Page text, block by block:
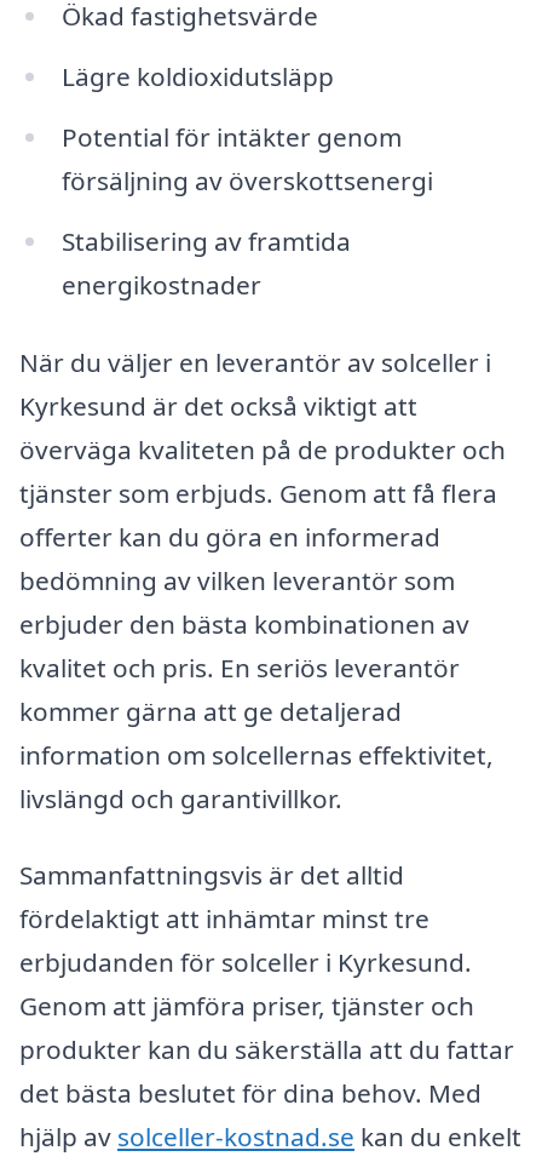
Ökad fastighetsvärde
Lägre koldioxidutsläpp
Potential för intäkter genom
försäljning av överskottsenergi
Stabilisering av framtida
energikostnader
När du väljer en leverantör av solceller i
Kyrkesund är det också viktigt att
överväga kvaliteten på de produkter och
tjänster som erbjuds. Genom att få flera
offerter kan du göra en informerad
bedömning av vilken leverantör som
erbjuder den bästa kombinationen av
kvalitet och pris. En seriös leverantör
kommer gärna att ge detaljerad
information om solcellernas effektivitet,
livslängd och garantivillkor.
Sammanfattningsvis är det alltid
fördelaktigt att inhämtar minst tre
erbjudanden för solceller i Kyrkesund.
Genom att jämföra priser, tjänster och
produkter kan du säkerställa att du fattar
det bästa beslutet för dina behov. Med
hjälp av solceller-kostnad.se kan du enkelt